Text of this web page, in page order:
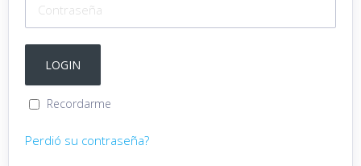
Recordarme
Perdió su contraseña?